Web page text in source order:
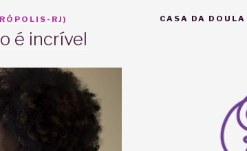
RJ)
é incrível
CASA DA DOULA